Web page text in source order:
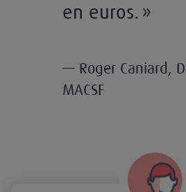
en euros. »
— Roger Caniard,
MACSF